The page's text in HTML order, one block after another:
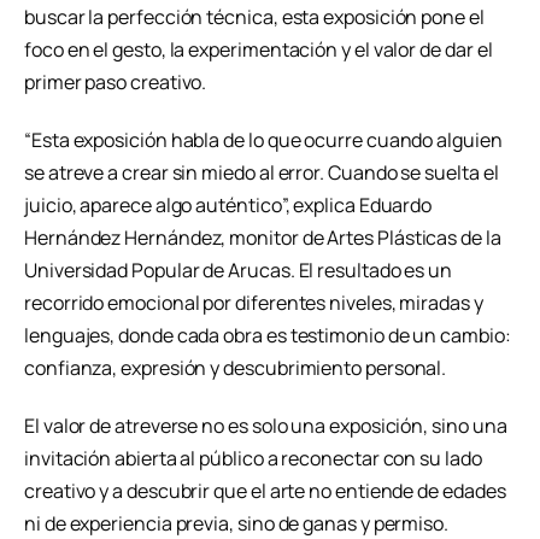
buscar la perfección técnica, esta exposición pone el
foco en el gesto, la experimentación y el valor de dar el
primer paso creativo.
“Esta exposición habla de lo que ocurre cuando alguien
se atreve a crear sin miedo al error. Cuando se suelta el
juicio, aparece algo auténtico”, explica Eduardo
Hernández Hernández, monitor de Artes Plásticas de la
Universidad Popular de Arucas. El resultado es un
recorrido emocional por diferentes niveles, miradas y
lenguajes, donde cada obra es testimonio de un cambio:
confianza, expresión y descubrimiento personal.
El valor de atreverse no es solo una exposición, sino una
invitación abierta al público a reconectar con su lado
creativo y a descubrir que el arte no entiende de edades
ni de experiencia previa, sino de ganas y permiso.